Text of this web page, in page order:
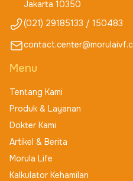
Jakarta 10350
(021) 29185133 / 150483
Menu
Tentang Kami
Produk & Layanan
Dokter Kami
Artikel & Berita
Morula Life
Kalkulator Kehamilan